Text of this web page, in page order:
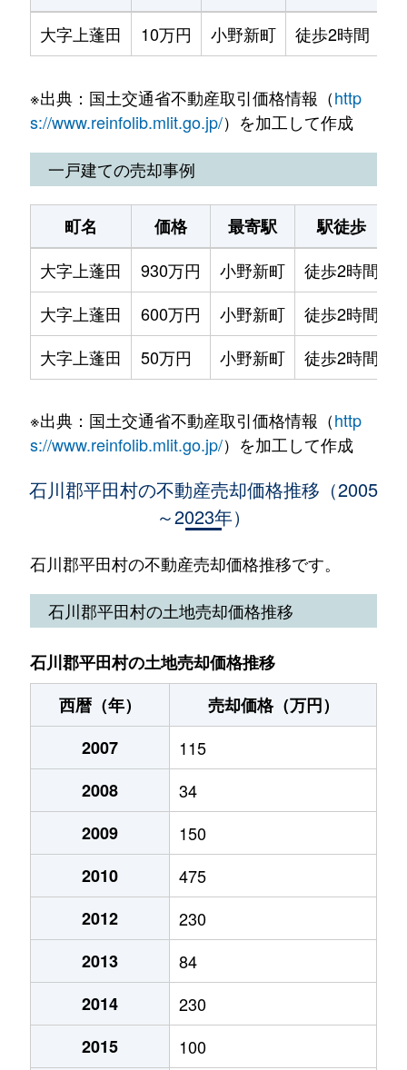
大字上蓬田
10万円 小野新町 徒歩2時間
※出典：国土交通省不動産取引価格情報（http
s://www.reinfolib.mlit.go.jp/）を加工して作成
一戸建ての売却事例
町名 価格 最寄駅 駅徒歩
大字上蓬田
930万円 小野新町 徒歩2時間
大字上蓬田
600万円 小野新町 徒歩2時間
大字上蓬田
50万円 小野新町 徒歩2時間
※出典：国土交通省不動産取引価格情報（http
s://www.reinfolib.mlit.go.jp/）を加工して作成
石川郡平田村の不動産売却価格推移（2005
～2023年）
石川郡平田村の不動産売却価格推移です。
石川郡平田村の土地売却価格推移
石川郡平田村の土地売却価格推移
西暦（年）
売却価格（万円）
2007
115
2008
34
2009
150
2010
475
2012
230
2013
84
2014
230
2015
100